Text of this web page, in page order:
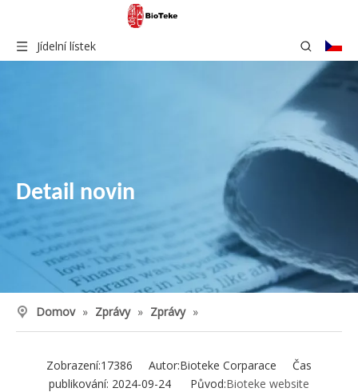
Jídelní lístek
Detail novin
Domov » Zprávy » Zprávy »
Zobrazení:17386 Autor:Bioteke Corparace Čas
publikování: 2024-09-24 Původ:Bioteke website